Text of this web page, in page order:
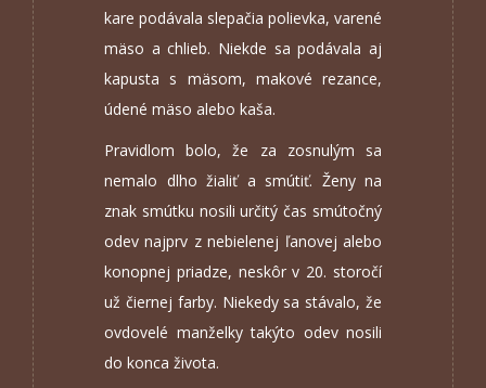
kare podávala slepačia polievka, varené
mäso a chlieb. Niekde sa podávala aj
kapusta s mäsom, makové rezance,
údené mäso alebo kaša.
Pravidlom bolo, že za zosnulým sa
nemalo dlho žialiť a smútiť. Ženy na
znak smútku nosili určitý čas smútočný
odev najprv z nebielenej ľanovej alebo
konopnej priadze, neskôr v 20. storočí
už čiernej farby. Niekedy sa stávalo, že
ovdovelé manželky takýto odev nosili
do konca života.